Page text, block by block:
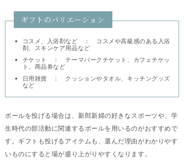
ギフトのバリエーション
コスメ、入浴剤など ： コスメや高級感のある入浴
剤、スキンケア用品など
チケット ： テーマパークチケット、カフェチケッ
ト、商品券など
日用雑貨 ： クッションやタオル、キッチングッズ
など
ボールを投げる場合は、新郎新婦の好きなスポーツや、学
生時代の部活動に関連するボールを用いるのがおすすめで
す。ギフトも投げるアイテムも、選んだ理由がわかりやす
いものにすると場が盛り上がりやすくなります。